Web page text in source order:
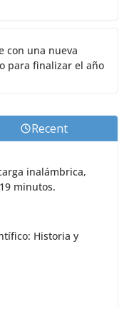
con una nueva
para finalizar el año
Recent
inalámbrica,
minutos.
Historia y